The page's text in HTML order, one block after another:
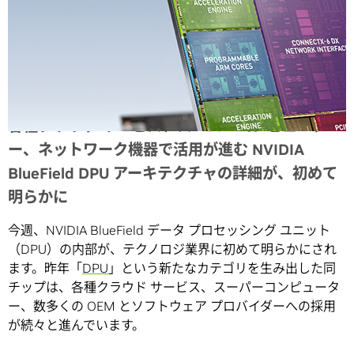
各種クラウド サービス、スーパーコンピュータ
ー、ネットワーク機器で活用が進む NVIDIA
BlueField DPU アーキテクチャの詳細が、初めて
明らかに
今週、NVIDIA BlueField データ プロセッシング ユニット
（DPU）の内部が、テクノロジ業界に初めて明らかにされ
ます。昨年「DPU 」という新たなカテゴリを生み出した同
チップは、各種クラウド サービス、スーパーコンピュータ
ー、数多くの OEM とソフトウェア プロバイダーへの採用
が続々と進んでいます。